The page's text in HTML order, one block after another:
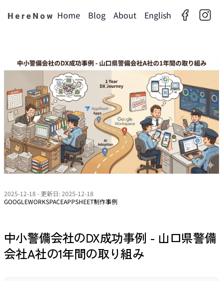
Home Blog About English facebook
2025-12-18 - 更新日: 2025-12-18
GOOGLEWORKSPACEAPPSHEET制作事例
中小警備会社のDX成功事例 - 山口県警備
会社A社の1年間の取り組み